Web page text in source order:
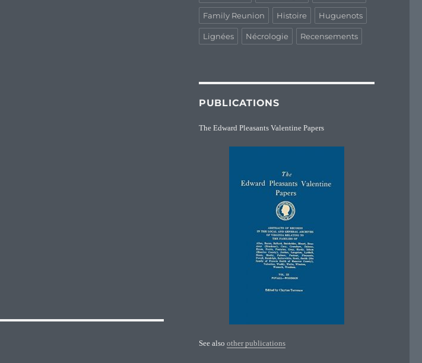
Family Reunion Histoire Huguenots
Lignées Nécrologie Recensements
PUBLICATIONS
The Edward Pleasants Valentine Papers
See also other publications